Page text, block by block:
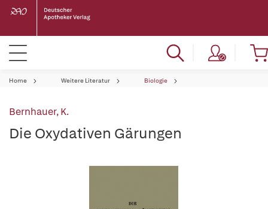
Home Weitere Literatur Biologie
Bernhauer, K.
Die Oxydativen Gärungen